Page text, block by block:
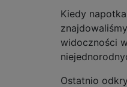
Kiedy
widoczności
Ostatnio